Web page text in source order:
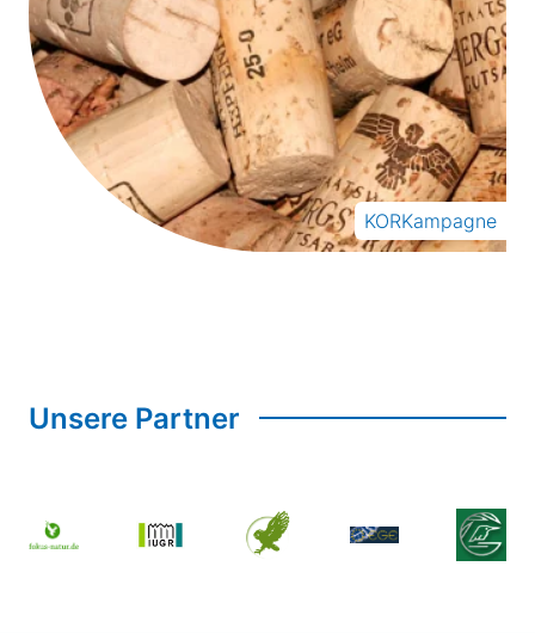
KORKampagne
Unsere Partner